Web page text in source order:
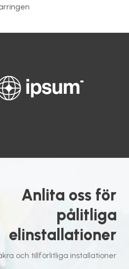
Anlita oss för
pålitliga
elinstallationer
och tillförlitliga installationer